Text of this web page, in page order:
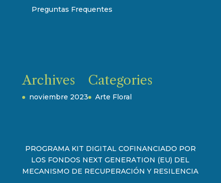
Preguntas Frequentes
Archives
noviembre 2023
Categories
Arte Floral
PROGRAMA KIT DIGITAL COFINANCIADO POR
LOS FONDOS NEXT GENERATION (EU) DEL
MECANISMO DE RECUPERACIÓN Y RESILENCIA